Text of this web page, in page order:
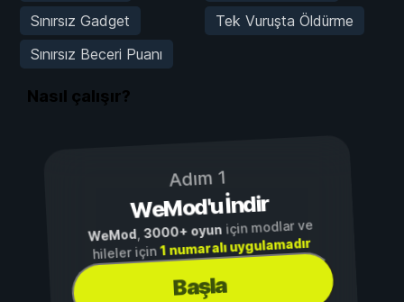
Sınırsız Gadget
Tek Vuruşta Öldürme
Sınırsız Beceri Puanı
Nasıl çalışır?
Adım 1
WeMod'u İndir
WeMod,3000+ oyuniçin modlar ve
hileler için1 numaralı uygulamadır
Başla